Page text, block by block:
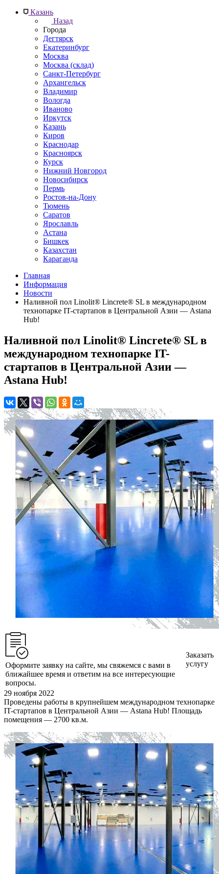
Казань
Назад
Города
Дегтярск
Екатеринбург
Москва
Москва (склад)
Санкт-Петербург
Архангельск
Владимир
Вологда
Иваново
Иркутск
Казань
Киров
Краснодар
Красноярск
Курск
Нижний Новгород
Новосибирск
Пермь
Ростов-на-Дону
Тюмень
Саратов
Ярославль
Астана
Бишкек
Казахстан
Караганда
Главная
Информация
Новости
Наливной пол Linolit® Lincrete® SL в международном
технопарке IT-стартапов в Центральной Азии — Astana
Hub!
Наливной пол Linolit® Lincrete® SL в
международном технопарке IT-
стартапов в Центральной Азии —
Astana Hub!
Оформите заявку на сайте, мы свяжемся с вами в
ближайшее время и ответим на все интересующие
вопросы.
Заказать
услугу
29 ноября 2022
Проведены работы в крупнейшем международном технопарке
IT-стартапов в Центральной Азии — Astana Hub! Площадь
помещения — 2700 кв.м.